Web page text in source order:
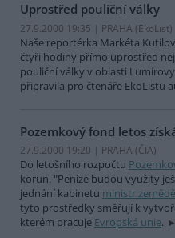
Uprostřed pouliční války
27.9.2000 19:35 | PRAHA (EkoList)
Naše reportérka Markéta
čtyři hodiny přímo uprostřed
pouliční války v oblasti
připravila pro čtenáře EkoListu
Pozemkový fond letos
27.9.2000 19:20 | PRAHA (ČIA)
Do letošního rozpočtu
korun. "Peníze budou využity
jednání kabinetu ministr
tyto prostředky směřují k
kterém pracuje Evropská unie.